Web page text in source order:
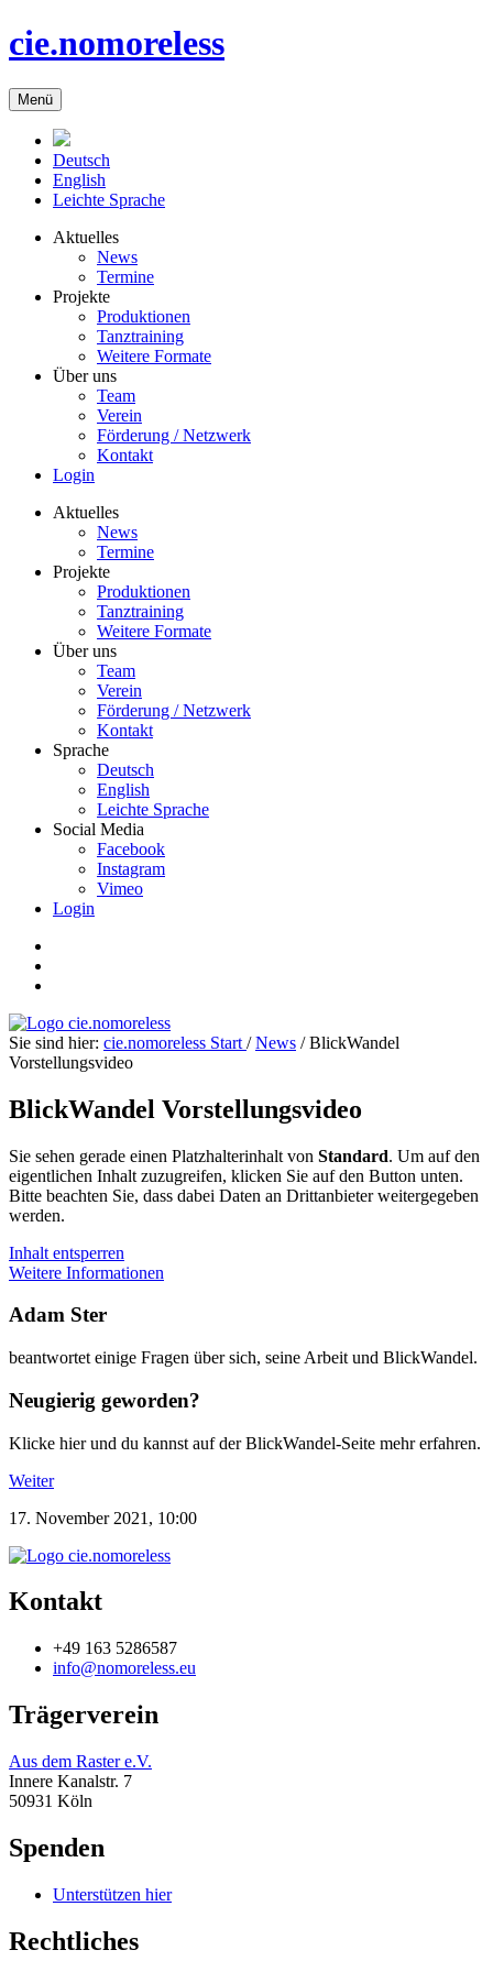
cie.nomoreless
Menü
Deutsch
English
Leichte Sprache
Aktuelles
News
Termine
Projekte
Produktionen
Tanztraining
Weitere Formate
Über uns
Team
Verein
Förderung / Netzwerk
Kontakt
Login
Aktuelles
News
Termine
Projekte
Produktionen
Tanztraining
Weitere Formate
Über uns
Team
Verein
Förderung / Netzwerk
Kontakt
Sprache
Deutsch
English
Leichte Sprache
Social Media
Facebook
Instagram
Vimeo
Login
Sie sind hier: cie.nomoreless Start /News /BlickWandel
Vorstellungsvideo
BlickWandel Vorstellungsvideo
Sie sehen gerade einen Platzhalterinhalt von Standard. Um auf den
eigentlichen Inhalt zuzugreifen, klicken Sie auf den Button unten.
Bitte beachten Sie, dass dabei Daten an Drittanbieter weitergegeben
werden.
Inhalt entsperren
Weitere Informationen
Adam Ster
beantwortet einige Fragen über sich, seine Arbeit und BlickWandel.
Neugierig geworden?
Klicke hier und du kannst auf der BlickWandel-Seite mehr erfahren.
Weiter
17. November 2021, 10:00
Kontakt
+49 163 5286587
info@nomoreless.eu
Trägerverein
Aus dem Raster e.V.
Innere Kanalstr. 7
50931 Köln
Spenden
Unterstützen hier
Rechtliches